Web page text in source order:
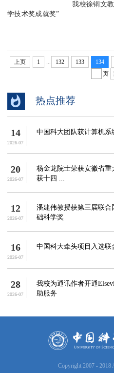
                               我校徐铜文教授荣获2023年“侯德榜化工科
学技术奖成就奖”
上页 1 132 133 134
页
热点推荐
14
2026-07
中国科大团队获计算机系
20
2026-07
杨金龙院士荣获安徽省
获十四 ...
12
2026-07
潘建伟教授获第三届联
础科学奖
16
2026-07
中国科大牵头项目入选联
28
2026-07
我校为通讯作者开通
助服务
Copyright 2007 - 2018